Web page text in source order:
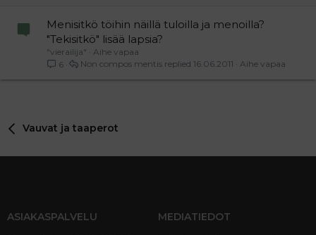
Menisitkö töihin näillä tuloilla ja menoilla?
"Tekisitkö" lisää lapsia?
"vierailija"
Aihe vapaa
6
Aihe vapaa
16.06.2011
Non compos mentis
Vauvat ja taaperot
ASIAKASPALVELU MEDIATIEDOT